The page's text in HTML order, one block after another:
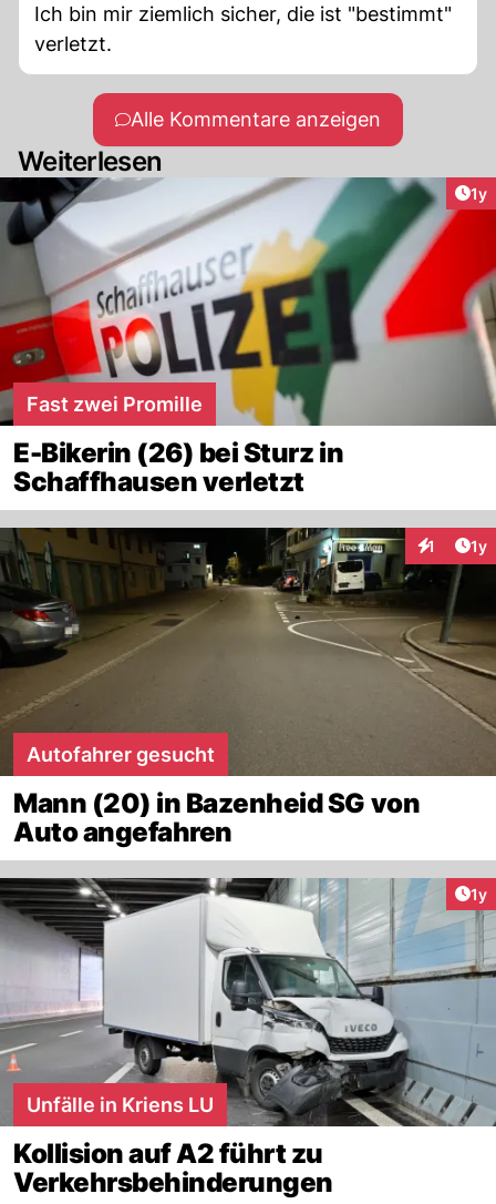
Ich bin mir ziemlich sicher, die ist "bestimmt"
verletzt.
Alle Kommentare anzeigen
Weiterlesen
1y
Fast zwei Promille
E-Bikerin (26) bei Sturz in
Schaffhausen verletzt
1 1y
Autofahrer gesucht
Mann (20) in Bazenheid SG von
Auto angefahren
1y
Unfälle in Kriens LU
Kollision auf A2 führt zu
Verkehrsbehinderungen